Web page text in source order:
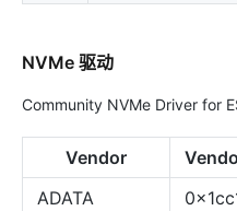
NVMe 驱动
Community NVMe Driver for
Vendor
ADATA